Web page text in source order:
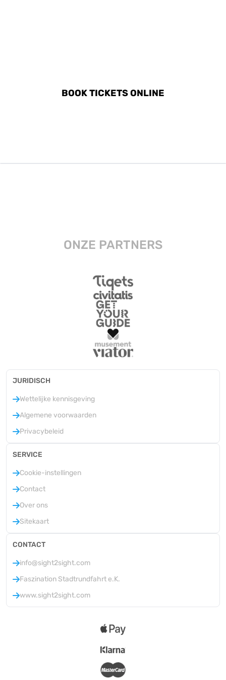
BOOK TICKETS ONLINE
ONZE PARTNERS
JURIDISCH
Wettelijke kennisgeving
Algemene voorwaarden
Privacybeleid
SERVICE
Cookie-instellingen
Contact
Over ons
Sitekaart
CONTACT
info@sight2sight.com
Faszination Stadtrundfahrt e.K.
www.sight2sight.com